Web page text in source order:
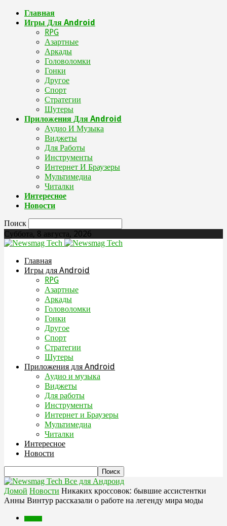
Главная
Игры Для Android
RPG
Азартные
Аркады
Головоломки
Гонки
Другое
Спорт
Стратегии
Шутеры
Приложения Для Android
Аудио И Музыка
Виджеты
Для Работы
Инструменты
Интернет И Браузеры
Мультимедиа
Читалки
Интересное
Новости
Поиск
Суббота, 8 августа, 2026
Главная
Игры для Android
RPG
Азартные
Аркады
Головоломки
Гонки
Другое
Спорт
Стратегии
Шутеры
Приложения для Android
Аудио и музыка
Виджеты
Для работы
Инструменты
Интернет и Браузеры
Мультимедиа
Читалки
Интересное
Новости
Все для Андроид
Домой Новости Никаких кроссовок: бывшие ассистентки
Анны Винтур рассказали о работе на легенду мира моды